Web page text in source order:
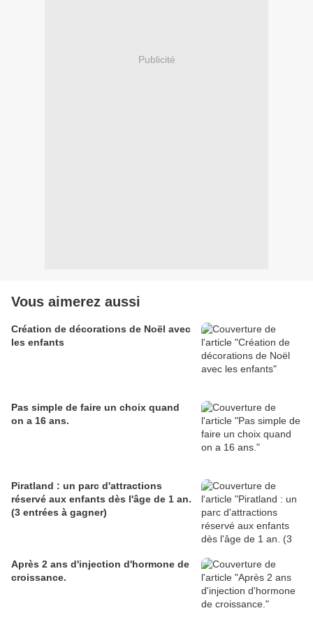
Publicité
Vous aimerez aussi
Création de décorations de Noël avec
les enfants
Pas simple de faire un choix quand
on a 16 ans.
Piratland : un parc d'attractions
réservé aux enfants dès l'âge de 1 an.
(3 entrées à gagner)
Après 2 ans d'injection d'hormone de
croissance.